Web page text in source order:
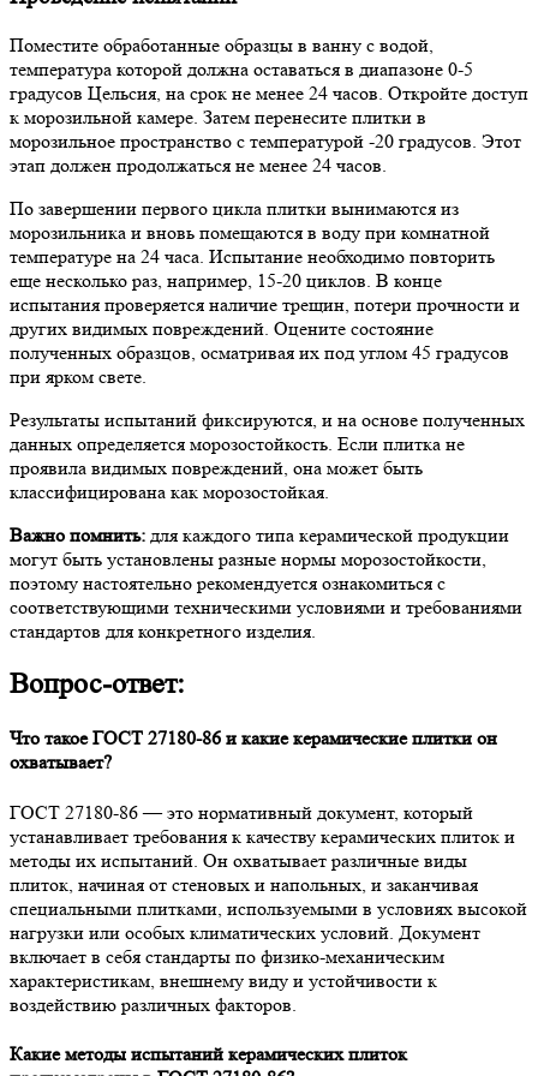
Поместите обработанные образцы в ванну с водой,
температура которой должна оставаться в диапазоне 0-5
градусов Цельсия, на срок не менее 24 часов. Откройте доступ
к морозильной камере. Затем перенесите плитки в
морозильное пространство с температурой -20 градусов. Этот
этап должен продолжаться не менее 24 часов.
По завершении первого цикла плитки вынимаются из
морозильника и вновь помещаются в воду при комнатной
температуре на 24 часа. Испытание необходимо повторить
еще несколько раз, например, 15-20 циклов. В конце
испытания проверяется наличие трещин, потери прочности и
других видимых повреждений. Оцените состояние
полученных образцов, осматривая их под углом 45 градусов
при ярком свете.
Результаты испытаний фиксируются, и на основе полученных
данных определяется морозостойкость. Если плитка не
проявила видимых повреждений, она может быть
классифицирована как морозостойкая.
Важно помнить: для каждого типа керамической продукции
могут быть установлены разные нормы морозостойкости,
поэтому настоятельно рекомендуется ознакомиться с
соответствующими техническими условиями и требованиями
стандартов для конкретного изделия.
Вопрос-ответ:
Что такое ГОСТ 27180-86 и какие керамические плитки он
охватывает?
ГОСТ 27180-86 — это нормативный документ, который
устанавливает требования к качеству керамических плиток и
методы их испытаний. Он охватывает различные виды
плиток, начиная от стеновых и напольных, и заканчивая
специальными плитками, используемыми в условиях высокой
нагрузки или особых климатических условий. Документ
включает в себя стандарты по физико-механическим
характеристикам, внешнему виду и устойчивости к
воздействию различных факторов.
Какие методы испытаний керамических плиток